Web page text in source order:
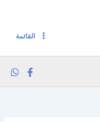
القائمة